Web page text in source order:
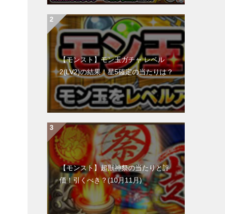
【モンスト】モン玉ガチャ レベル
2(LV2)の結果！星5確定の当たりは？
【モンスト】超獣神祭の当たりと評
価！引くべき？(10月11月)